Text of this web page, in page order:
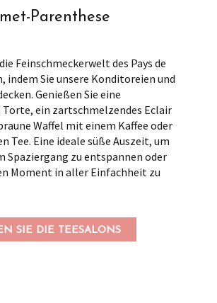
Parenthese
Feinschmeckerwelt des Pays de
indem Sie unsere Konditoreien und
Genießen Sie eine
Torte, ein zartschmelzendes Eclair
Waffel mit einem Kaffee oder
Tee. Eine ideale süße Auszeit, um
Spaziergang zu entspannen oder
Moment in aller Einfachheit zu
SIE DIE TEESALONS